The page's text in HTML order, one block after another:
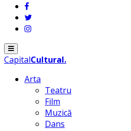
Menu
CapitalCultural.
Arta
Teatru
Film
Muzică
Dans